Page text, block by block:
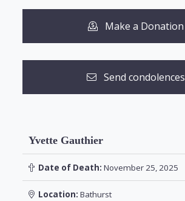
Make a Donation
Send condolences
Yvette Gauthier
Date of Death: November 25, 2025
Location: Bathurst